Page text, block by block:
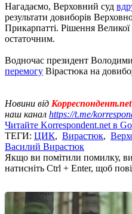
Нагадаємо, Верховний суд
результати довиборів
Прикарпатті. Рішення
остаточним.
Водночас президент
перемогу Вірастюка на
Новини від Корреспондент.net
наш канал https://t.me/
Читайте Korrespondent.net в
ТЕГИ: ЦИК, Вирастюк,
Василий Вирастюк
Якщо ви помітили помилку,
натисніть Ctrl + Enter, щоб